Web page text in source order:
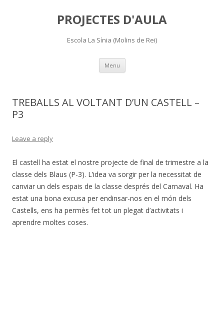
PROJECTES D'AULA
Escola La Sínia (Molins de Rei)
Menu Skip
content
TREBALLS AL VOLTANT D’UN CASTELL –
P3
Leave a reply
El castell ha estat el nostre projecte de final de trimestre a la
classe dels Blaus (P-3). L’idea va sorgir per la necessitat de
canviar un dels espais de la classe després del Carnaval. Ha
estat una bona excusa per endinsar-nos en el món dels
Castells, ens ha permès fet tot un plegat d’activitats i
aprendre moltes coses.